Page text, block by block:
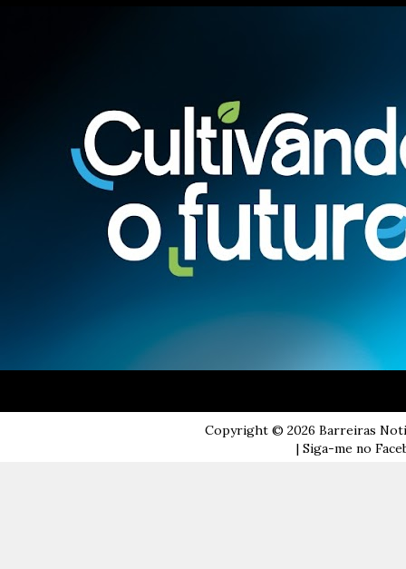
Copyright © 2026 Barreiras
| Siga-me no